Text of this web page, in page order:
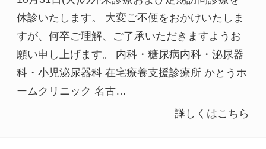
休診いたします。 大変ご不便をおかけいたしま
すが、何卒ご理解、ご了承いただきますようお
願い申し上げます。 内科・糖尿病内科・泌尿器
科・小児泌尿器科 在宅療養支援診療所 かとうホ
ームクリニック 名古…
詳しくはこちら